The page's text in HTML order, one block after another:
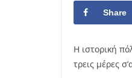
Share
Η ιστορική
τρεις μέρες